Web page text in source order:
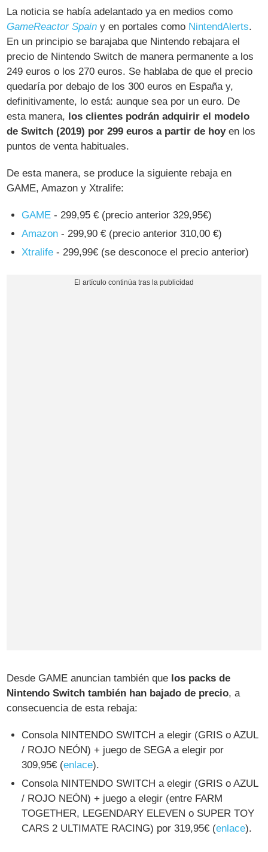
La noticia se había adelantado ya en medios como
GameReactor Spain y en portales como NintendAlerts.
En un principio se barajaba que Nintendo rebajara el
precio de Nintendo Switch de manera permanente a los
249 euros o los 270 euros. Se hablaba de que el precio
quedaría por debajo de los 300 euros en España y,
definitivamente, lo está: aunque sea por un euro. De
esta manera, los clientes podrán adquirir el modelo
de Switch (2019) por 299 euros a partir de hoyen los
puntos de venta habituales.
De esta manera, se produce la siguiente rebaja en
GAME, Amazon y Xtralife:
GAME - 299,95 € (precio anterior 329,95€)
Amazon - 299,90 € (precio anterior 310,00 €)
Xtralife - 299,99€ (se desconoce el precio anterior)
Desde GAME anuncian también que los packs de
Nintendo Switch también han bajado de precio, a
consecuencia de esta rebaja:
Consola NINTENDO SWITCH a elegir (GRIS o AZUL
/ ROJO NEÓN) + juego de SEGA a elegir por
309,95€ (enlace).
Consola NINTENDO SWITCH a elegir (GRIS o AZUL
/ ROJO NEÓN) + juego a elegir (entre FARM
TOGETHER, LEGENDARY ELEVEN o SUPER TOY
CARS 2 ULTIMATE RACING) por 319,95€ (enlace).